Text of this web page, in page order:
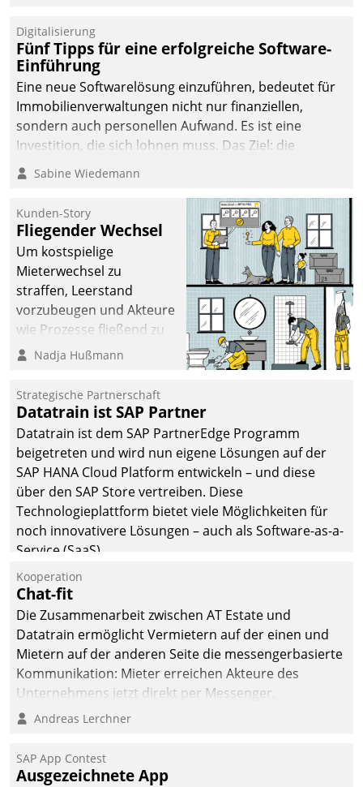
Digitalisierung
Fünf Tipps für eine erfolgreiche Software-
Einführung
Eine neue Softwarelösung einzuführen, bedeutet für
Immobilienverwaltungen nicht nur finanziellen,
sondern auch personellen Aufwand. Es ist eine
Investition, die sich lohnen muss. Das Ziel: die
nachhaltige Optimierung der Geschäftsabläufe. Damit
dieses Ziel erreicht wird, sollten einige Grundregeln
Sabine Wiedemann
Kunden-Story
Fliegender Wechsel
Um kostspielige
Mieterwechsel zu
straffen, Leerstand
vorzubeugen und Akteure
wie Prozesse fließend zu
vernetzen, nutzt die
Jahresbeginn eine
Überblick, Einsicht und
Eingriff bietende Lösung.
Zur Entwicklung setzte
man auf
Cloudtechnologie,
bewährte und Startup-
Partner sowie erstmals
agile Projektmethoden.
Nadja Hußmann
Strategische Partnerschaft
Datatrain ist SAP Partner
Datatrain ist dem SAP PartnerEdge Programm
beigetreten und wird nun eigene Lösungen auf der
SAP HANA Cloud Platform entwickeln – und diese
über den SAP Store vertreiben. Diese
Technologieplattform bietet viele Möglichkeiten für
noch innovativere Lösungen – auch als Software-as-a-
Service (SaaS).
Kooperation
Chat-fit
Die Zusammenarbeit zwischen AT Estate und
Datatrain ermöglicht Vermietern auf der einen und
Mietern auf der anderen Seite die messengerbasierte
Kommunikation: Mieter erreichen Akteure des
Unternehmens jetzt direkt per Messenger,
Mitarbeiter oder Dienstleister empfangen oder
Andreas Lerchner
SAP App Contest
Ausgezeichnete App